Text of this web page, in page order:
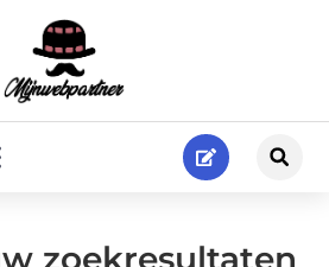
zoekresultaten